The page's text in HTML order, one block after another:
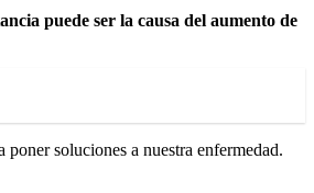
puede ser la causa del aumento de
soluciones a nuestra enfermedad.